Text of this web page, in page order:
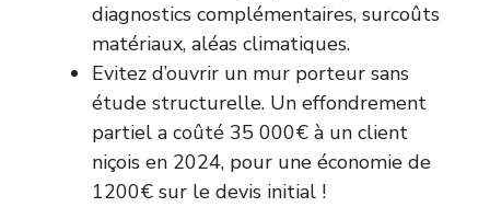
diagnostics complémentaires, surcoûts
matériaux, aléas climatiques.
Evitez d’ouvrir un mur porteur sans
étude structurelle. Un effondrement
partiel a coûté 35 000€ à un client
niçois en 2024, pour une économie de
1200€ sur le devis initial !